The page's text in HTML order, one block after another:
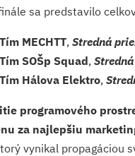
sa predstavilo
MECHTT, Stredná
SOŠp Squad,
Hálova Elektro,
programového
za najlepšiu
vynikal propagáciou